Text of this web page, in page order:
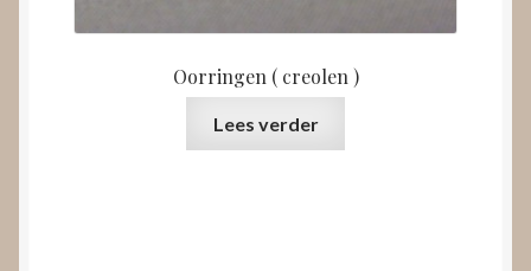
Oorringen ( creolen )
Lees verder